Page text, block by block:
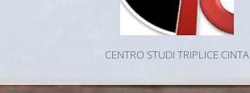
CENTRO STUDI TRIPLICE CINTA